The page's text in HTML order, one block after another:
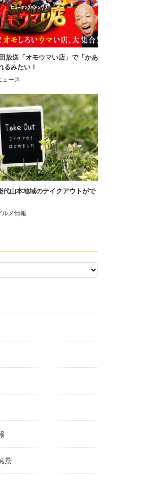
放送「オモウマい店」で「かあ
るみたい！
ュース
代山本地域のテイクアウトがで
ルメ情報
景